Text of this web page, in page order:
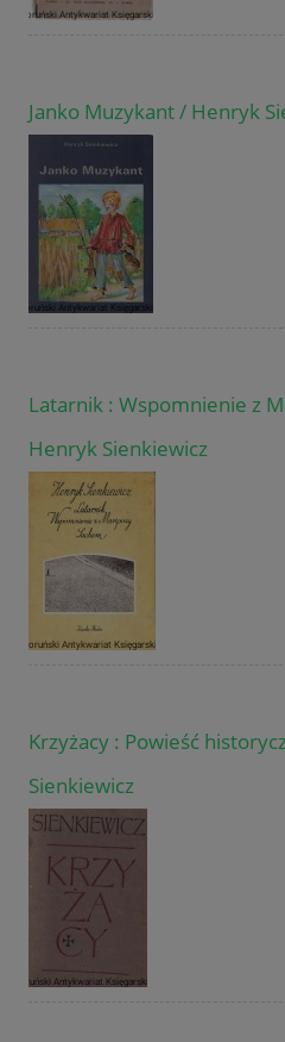
Janko Muzykant / Henryk
Latarnik : Wspomnienie z
Henryk Sienkiewicz
Krzyżacy : Powieść
Sienkiewicz